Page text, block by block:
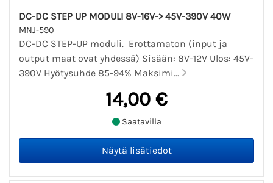
DC-DC STEP UP MODULI 8V-16V-> 45V-390V 40W
MNJ-590
DC-DC STEP-UP moduli. Erottamaton (input ja
output maat ovat yhdessä) Sisään: 8V-12V Ulos: 45V-
390V Hyötysuhde 85-94% Maksimi...
14,00 €
Saatavilla